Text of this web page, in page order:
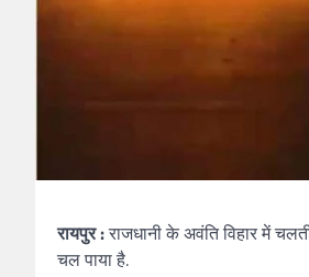
रायपुर :राजधानी के अवंति विहार में
चल पाया है.